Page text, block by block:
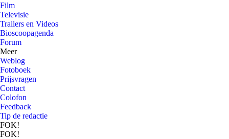
Film
Televisie
Trailers en Videos
Bioscoopagenda
Forum
Meer
Weblog
Fotoboek
Prijsvragen
Contact
Colofon
Feedback
Tip de redactie
FOK!
FOK!